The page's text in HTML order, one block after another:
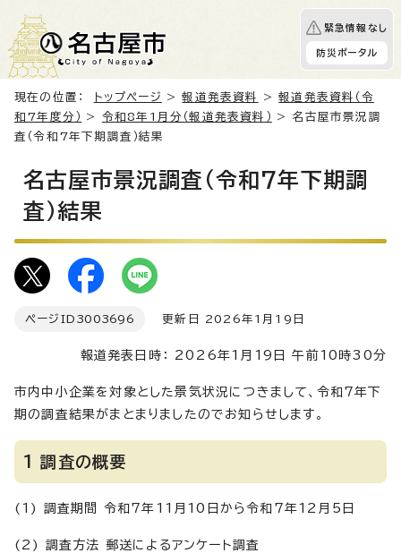
緊急情報なし
防災ポータル
現在の位置： トップページ >報道発表資料 >報道発表資料（令
和7年度分）
> 令和8年1月分（報道発表資料）
> 名古屋市景況調
査（令和7年下期調査）結果
名古屋市景況調査（令和7年下期調
査）結果
ページID 3003696 更新日 2026年1月19日
報道発表日時： 2026年1月19日 午前10時30分
市内中小企業を対象とした景気状況につきまして、令和7年下
期の調査結果がまとまりましたのでお知らせします。
1 調査の概要
(1) 調査期間 令和7年11月10日から令和7年12月5日
(2) 調査方法 郵送によるアンケート調査